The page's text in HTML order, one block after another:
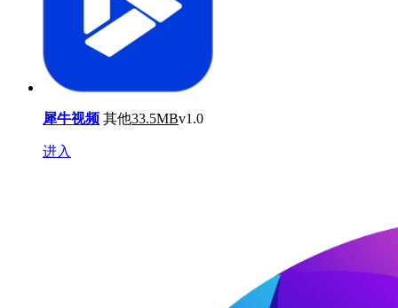
犀牛视频 其他33.5MBv1.0
进入